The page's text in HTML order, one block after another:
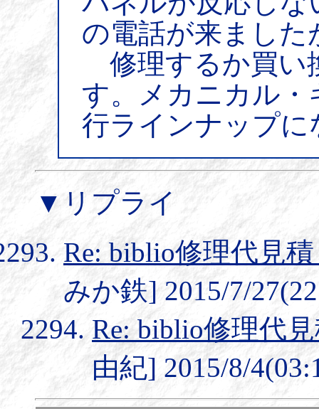
の電話が来ました
修理するか買い
す。メカニカル・
行ラインナップ
▼リプライ
Re: biblio修理代見
みか鉄] 2015/7/
Re: biblio修理代
由紀] 2015/8/